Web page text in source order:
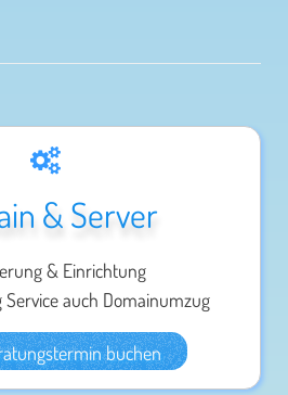
& Server
& Einrichtung
Service auch Domainumzug
buchen